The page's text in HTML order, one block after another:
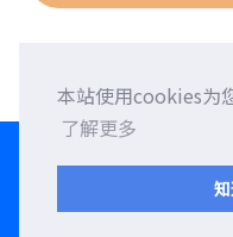
本站使用cookies为
了解更多
知
日文打字练习